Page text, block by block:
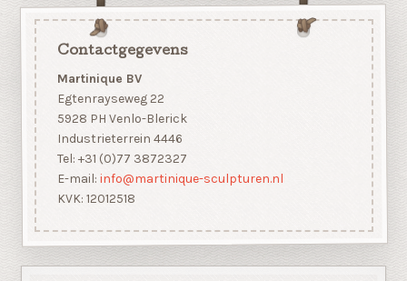
Contactgegevens
Martinique BV
Egtenrayseweg 22
5928 PH Venlo-Blerick
Industrieterrein 4446
Tel: +31 (0)77 3872327
E-mail: info@martinique-sculpturen.nl
KVK: 12012518